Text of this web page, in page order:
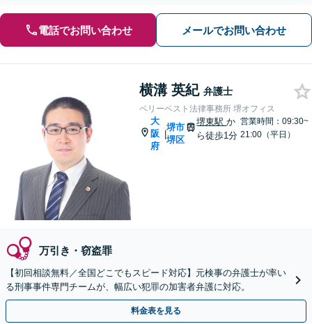
電話でお問い合わせ メールでお問い合わせ
横溝 英紀 弁護士
ベリーベスト法律事務所 堺オフィス
大
阪
府
|
堺市
堺区
堺東駅か
ら徒歩1分
営業時間：09:30~
21:00（平日）
万引き・窃盗罪
【初回相談無料／全国どこでもスピード対応】元検事の弁護士が率い
る刑事事件専門チームが、幅広い犯罪の加害者弁護に対応。
料金表を見る